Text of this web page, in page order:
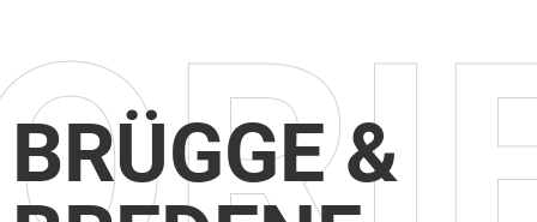
BRÜGGE &